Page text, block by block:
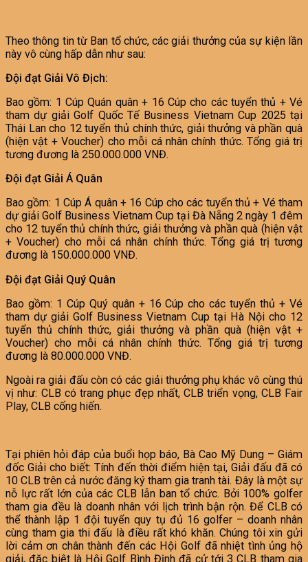
Theo thông tin từ Ban tổ chức, các giải thưởng của sự kiện lần
này vô cùng hấp dẫn như sau:
Đội đạt Giải Vô Địch:
Bao gồm: 1 Cúp Quán quân + 16 Cúp cho các tuyển thủ + Vé
tham dự giải Golf Quốc Tế Business Vietnam Cup 2025 tại
Thái Lan cho 12 tuyển thủ chính thức, giải thưởng và phần quà
(hiện vật + Voucher) cho mỗi cá nhân chính thức. Tổng giá trị
tương đương là 250.000.000 VNĐ.
Đội đạt Giải Á Quân
Bao gồm: 1 Cúp Á quân + 16 Cúp cho các tuyển thủ + Vé tham
dự giải Golf Business Vietnam Cup tại Đà Nẵng 2 ngày 1 đêm
cho 12 tuyển thủ chính thức, giải thưởng và phần quà (hiện vật
+ Voucher) cho mỗi cá nhân chính thức. Tổng giá trị tương
đương là 150.000.000 VNĐ.
Đội đạt Giải Quý Quân
Bao gồm: 1 Cúp Quý quân + 16 Cúp cho các tuyển thủ + Vé
tham dự giải Golf Business Vietnam Cup tại Hà Nội cho 12
tuyển thủ chính thức, giải thưởng và phần quà (hiện vật +
Voucher) cho mỗi cá nhân chính thức. Tổng giá trị tương
đương là 80.000.000 VNĐ.
Ngoài ra giải đấu còn có các giải thưởng phụ khác vô cùng thú
vị như: CLB có trang phục đẹp nhất, CLB triển vọng, CLB Fair
Play, CLB cống hiến.
Tại phiên hỏi đáp của buổi họp báo, Bà Cao Mỹ Dung – Giám
đốc Giải cho biết: Tính đến thời điểm hiện tại, Giải đấu đã có
10 CLB trên cả nước đăng ký tham gia tranh tài. Đây là một sự
nỗ lực rất lớn của các CLB lẫn ban tổ chức. Bởi 100% golfer
tham gia đều là doanh nhân với lịch trình bận rộn. Để CLB có
thể thành lập 1 đội tuyển quy tụ đủ 16 golfer – doanh nhân
cùng tham gia thi đấu là điều rất khó khăn. Chúng tôi xin gửi
lời cảm ơn chân thành đến các Hội Golf đã nhiệt tình ủng hộ
giải, đặc biệt là Hội Golf Bình Định đã cử tới 3 CLB tham gia